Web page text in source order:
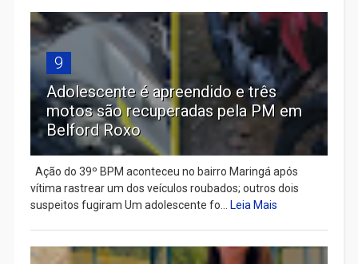
9
Adolescente é apreendido e três
motos são recuperadas pela PM em
Belford Roxo
Ação do 39º BPM aconteceu no bairro Maringá após
vítima rastrear um dos veículos roubados; outros dois
suspeitos fugiram Um adolescente fo... Leia Mais